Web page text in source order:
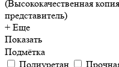
(Высококачественная
представитель)
+ Еще
Показать
Подмётка
Полиуретан